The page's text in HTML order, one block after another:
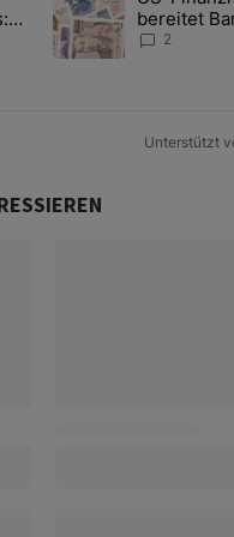
bereitet
Insider auf
2
Unterstützt